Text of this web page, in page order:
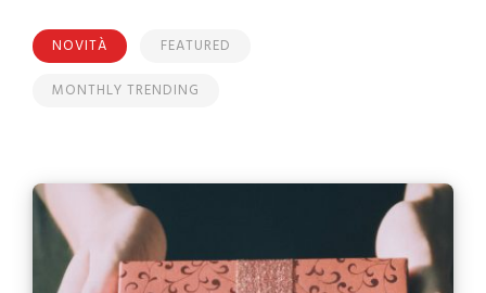
NOVITÀ
FEATURED
MONTHLY TRENDING